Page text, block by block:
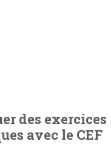
des exercices
avec le CEF